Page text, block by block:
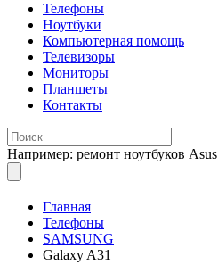
Телефоны
Ноутбуки
Компьютерная помощь
Телевизоры
Мониторы
Планшеты
Контакты
Например: ремонт ноутбуков Asus
Главная
Телефоны
SAMSUNG
Galaxy A31